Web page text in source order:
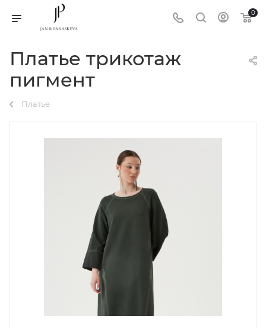
0
Платье трикотаж
пигмент
Платье